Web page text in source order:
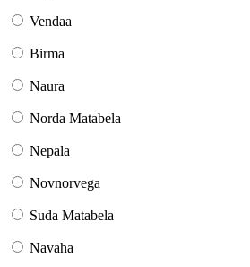
Vendaa
Birma
Naura
Norda Matabela
Nepala
Novnorvega
Suda Matabela
Navaha